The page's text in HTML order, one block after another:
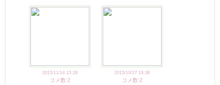
2015/11/14 15:28
コメ数:2
2015/10/27 19:38
コメ数:2